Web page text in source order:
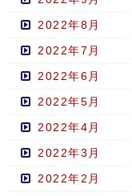
2022年8月
2022年7月
2022年6月
2022年5月
2022年4月
2022年3月
2022年2月